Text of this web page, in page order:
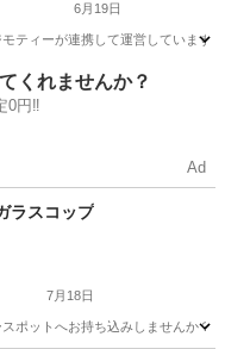
6月19日
モティーが連携して運営してい
くれませんか？
0円‼️
Ad
ラスコップ
7月18日
トへお持ち込みしませんか？